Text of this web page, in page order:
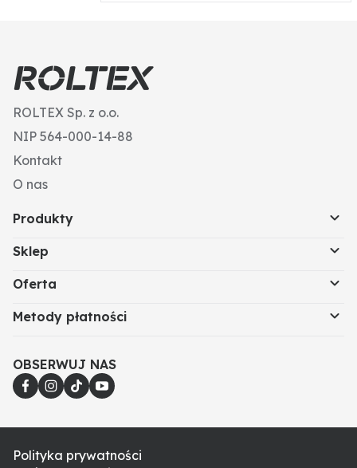
ROLTEX Sp. z o.o.
NIP 564-000-14-88
Kontakt
O nas
Produkty
Sklep
Oferta
Metody płatności
OBSERWUJ NAS
Polityka prywatności